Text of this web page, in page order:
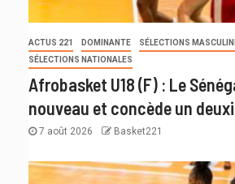
ACTUS 221 DOMINANTE
SÉLECTIONS
SÉLECTIONS NATIONALES
Afrobasket U18 (F) : Le
nouveau et concède un
7 août 2026 Basket221